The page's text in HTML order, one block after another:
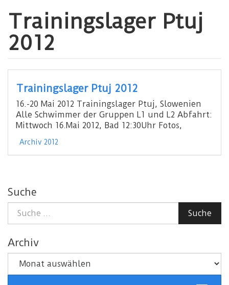
Trainingslager Ptuj
2012
Trainingslager Ptuj 2012
16.-20 Mai 2012 Trainingslager Ptuj, Slowenien
Alle Schwimmer der Gruppen L1 und L2 Abfahrt:
Mittwoch 16.Mai 2012, Bad 12:30Uhr Fotos,
Archiv 2012
Suche
nach:
Suche
Archiv